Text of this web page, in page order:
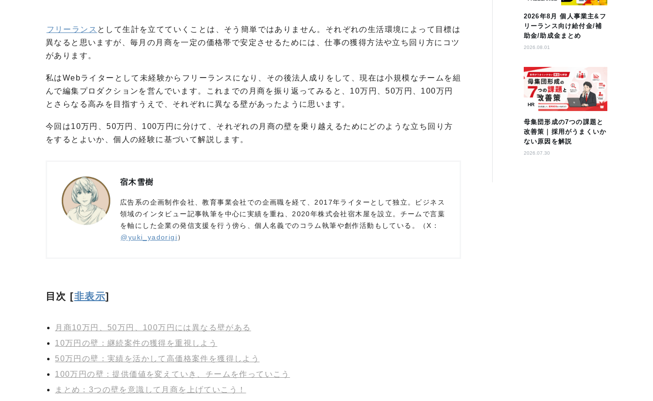
フリーランス として生計を立てていくことは、そう簡単ではありません。それぞれの生活環境によって目標は
異なると思いますが、毎月の月商を一定の価格帯で安定させるためには、仕事の獲得方法や立ち回り方にコツ
があります。
私はWebライターとして未経験からフリーランスになり、その後法人成りをして、現在は小規模なチームを組
んで編集プロダクションを営んでいます。これまでの月商を振り返ってみると、10万円、50万円、100万円
とさらなる高みを目指すうえで、それぞれに異なる壁があったように思います。
今回は10万円、50万円、100万円に分けて、それぞれの月商の壁を乗り越えるためにどのような立ち回り方
をするとよいか、個人の経験に基づいて解説します。
宿木雪樹
広告系の企画制作会社、教育事業会社での企画職を経て、2017年ライターとして独立。ビジネス
領域のインタビュー記事執筆を中心に実績を重ね、2020年株式会社宿木屋を設立。チームで言葉
を軸にした企業の発信支援を行う傍ら、個人名義でのコラム執筆や創作活動もしている。（X：
@yuki_yadorigi）
目次 [非表示]
月商10万円、50万円、100万円には異なる壁がある
10万円の壁：継続案件の獲得を重視しよう
50万円の壁：実績を活かして高価格案件を獲得しよう
100万円の壁：提供価値を変えていき、チームを作っていこう
まとめ：3つの壁を意識して月商を上げていこう！
2026年8月 個人事業主&フ
リーランス向け給付金/補
助金/助成金まとめ
2026.08.01
HR
母集団形成の7つの課題と
改善策｜採用がうまくいか
ない原因を解説
2026.07.30